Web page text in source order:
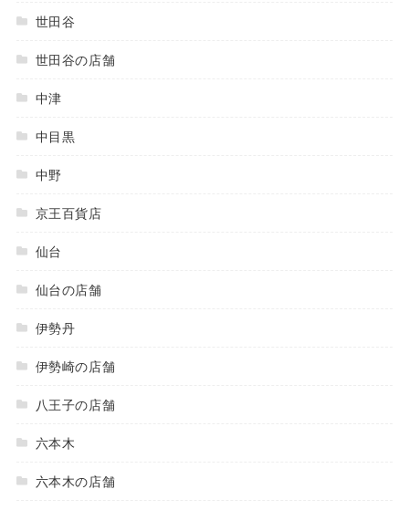
世田谷
世田谷の店舗
中津
中目黒
中野
京王百貨店
仙台
仙台の店舗
伊勢丹
伊勢崎の店舗
八王子の店舗
六本木
六本木の店舗